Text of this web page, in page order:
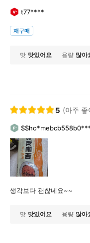
t77****
재구매
맛 맛있어요 용량 많아
5 (아주 좋
생각보다 괜찮네요~~
맛 맛있어요 용량 많아